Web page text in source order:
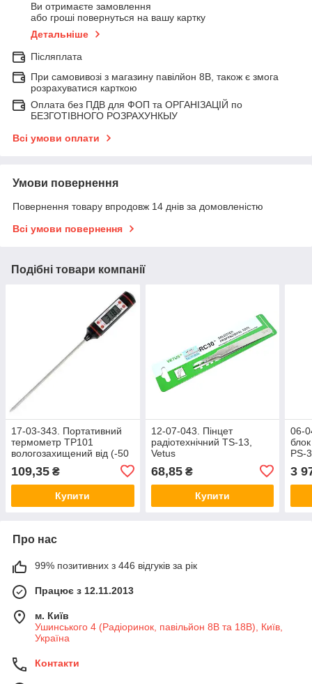
Ви отримаєте замовлення
або гроші повернуться на вашу картку
Детальніше
Післяплата
При самовивозі з магазину павілйон 8В, також є змога
розрахуватися карткою
Оплата без ПДВ для ФОП та ОРГАНІЗАЦІЙ по
БЕЗГОТІВНОГО РОЗРАХУНКЫУ
Всі умови оплати
Умови повернення
Повернення товару впродовж 14 днів за домовленістю
Всі умови повернення
Подібні товари компанії
17-03-343. Портативний
термометр TP101
вологозахищений від (-50
109,35 ₴
Купити
12-07-043. Пінцет
радіотехнічний TS-13,
Vetus
68,85₴
Купити
06-
PS-
3
Про нас
99% позитивних з 446 відгуків за рік
Працює з 12.11.2013
м. Київ
Ушинського 4 (Радіоринок, павільйон 8В та 18В), Київ,
Україна
Контакти